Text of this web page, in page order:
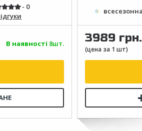
В наявності 8шт. 3989 грн.